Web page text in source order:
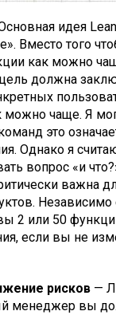
идея
Вместо того
как можно
должна
можно чаще. Я
это
Однако я
вопрос «и
важна
Независимо
2 или 50
если вы не
рисков —
менеджер вы